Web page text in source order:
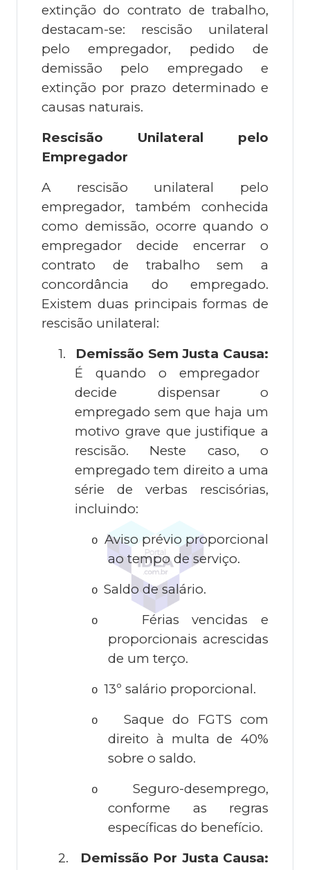
extinção do contrato de trabalho,
destacam-se: rescisão unilateral
pelo empregador, pedido de
demissão pelo empregado e
extinção por prazo determinado e
causas naturais.
Rescisão Unilateral pelo
Empregador
A rescisão unilateral pelo
empregador, também conhecida
como demissão, ocorre quando o
empregador decide encerrar o
contrato de trabalho sem a
concordância do empregado.
Existem duas principais formas de
rescisão unilateral:
1.
Demissão Sem Justa Causa:
É quando o empregador
decide dispensar o
empregado sem que haja um
motivo grave que justifique a
rescisão. Neste caso, o
empregado tem direito a uma
série de verbas rescisórias,
incluindo:
o Aviso prévio proporcional
ao tempo de serviço.
o Saldo de salário.
o
Férias vencidas e
proporcionais acrescidas
de um terço.
o 13º salário proporcional.
o
Saque do FGTS com
direito à multa de 40%
sobre o saldo.
o
Seguro-desemprego,
conforme as regras
específicas do benefício.
2.
Demissão Por Justa Causa: